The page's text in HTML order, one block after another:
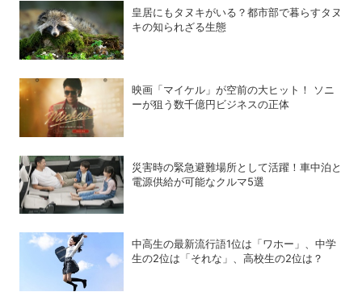
皇居にもタヌキがいる？都市部で暮らすタヌ
キの知られざる生態
映画「マイケル」が空前の大ヒット！ ソニ
ーが狙う数千億円ビジネスの正体
災害時の緊急避難場所として活躍！車中泊と
電源供給が可能なクルマ5選
中高生の最新流行語1位は「ワホー」、中学
生の2位は「それな」、高校生の2位は？